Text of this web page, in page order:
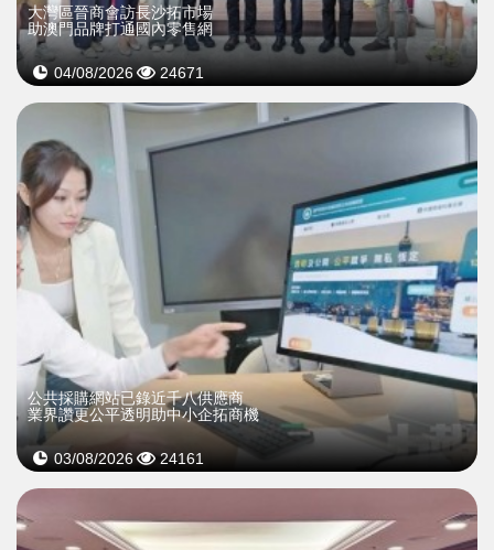
大灣區晉商會訪長沙拓市場
助澳門品牌打通國內零售網
04/08/2026 24671
公共採購網站已錄近千八供應商
業界讚更公平透明助中小企拓商機
03/08/2026 24161